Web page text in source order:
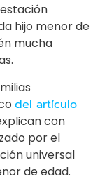
hijo menor de
mucha
del artículo
con
por el
universal
de edad.